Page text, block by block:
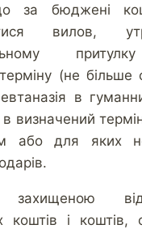
за бюджені
вилов,
(не більше
в
в визначений
або для яких
захищеною
коштів і коштів,